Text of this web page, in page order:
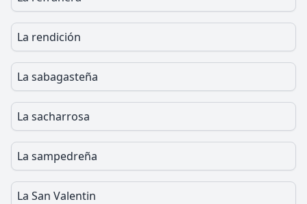
La rendición
La sabagasteña
La sacharrosa
La sampedreña
La San Valentin